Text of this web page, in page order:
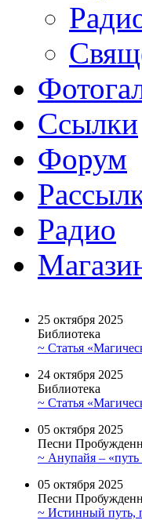
Ссылки
Форум
Радио
25 октября 2025
Библиотека
~ Статья
24 октября 2025
Библиотека
~ Статья
05 октября 2025
Песни
~ Анупайя – «путь
05 октября 2025
Песни
~ Истинный путь,